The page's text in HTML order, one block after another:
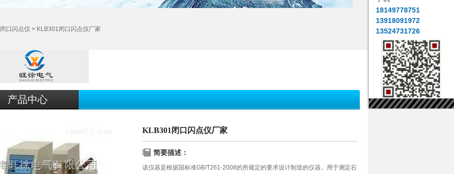
闭口闪点仪 > KLB301闭口闪点仪厂家
产品中心
KLB301闭口闪点仪厂家
简要描述：
该仪器是根据国标准GB/T261-2008的所规定的要求设计制造的仪器。用于测定石
18149778751
13918091972
13524731726